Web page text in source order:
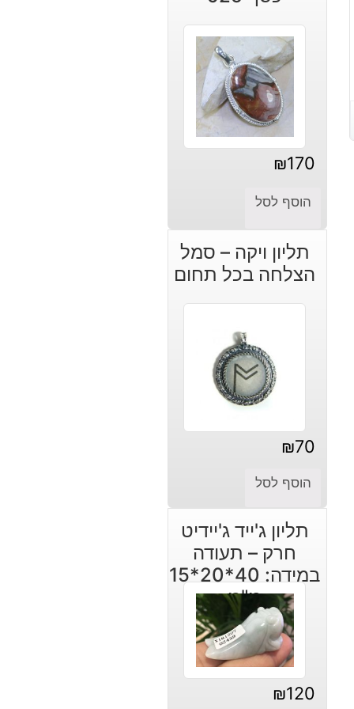
₪110.
₪170
הוסף לסל
תליון ויקה – סמל
הצלחה בכל תחום
₪70
הוסף לסל
תליון ג'ייד ג'יידיט
חרק – תעודה
במידה: 40*20*15
מ"מ
₪120